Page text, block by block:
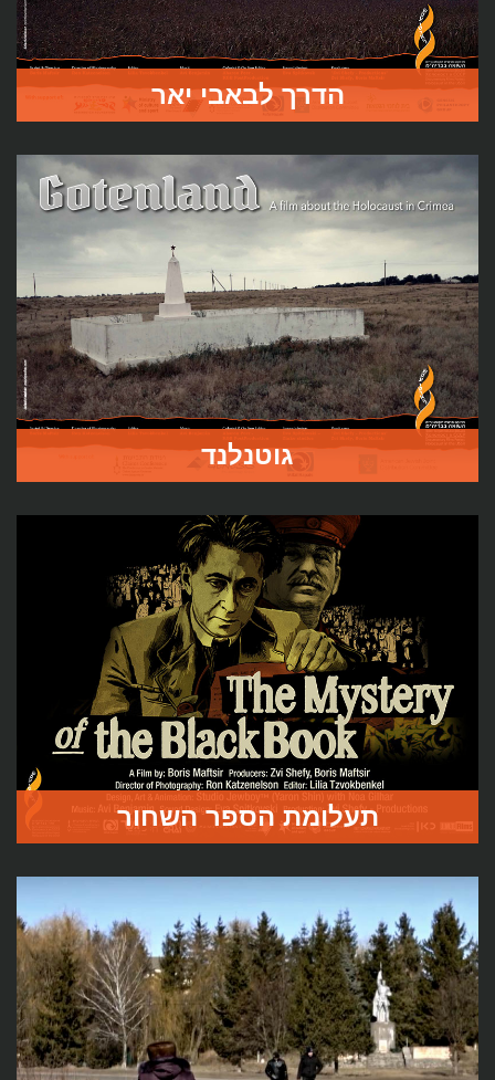
הדרך לבאבי יאר
השואה באוקראינה, ושואל כיצד התפתחה מערכת ההשמדה
ההמונית הזאת. באמצעות ראיונות עם היסטוריונים, עדי ראייה
מקומיים ויהודים שורדי השואה הסרט מצייר תמונה רחבה
וכואבת המציגה את גורלם של יהודי אוקראינה בשואה.
לעמוד הסרט
גוטנלנד
האי קרים. תוך זמן קצר מתחילות אקציות רצח של היהודים –
כמו בשאר שטחי ברית המועצות שנכבשו עד אז.
הסרט השביעי בפרויקט הדוקומנטרי של בוריס מפציר מספר על
ייחודיות הטרגדיה של חורבן עדת הקרימצ'קים וחיסולם של
הקולחוזים היהודיים – יחד עם קהילות יהודיות האחרות של חצי
האי קרים.
לעמוד הסרט
תעלומת הספר השחור
מסוכן בעיניו? סרטו החדש של בוריס מפציר מגולל את סיפורו
האופן בו אנו תופסים את השואה, האנטישמיות המודרנית וחיי
היהודים בברה"מ.
לעמוד הסרט